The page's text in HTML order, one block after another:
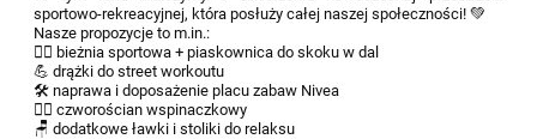
sportowo-rekreacyjnej, która posłuży całej naszej społeczności! 💚
Nasze propozycje to m.in.:
🏃‍♂ bieżnia sportowa + piaskownica do skoku w dal
💪 drążki do street workoutu
🛠 naprawa i doposażenie placu zabaw Nivea
🧗‍♀ czworościan wspinaczkowy
🪑 dodatkowe ławki i stoliki do relaksu